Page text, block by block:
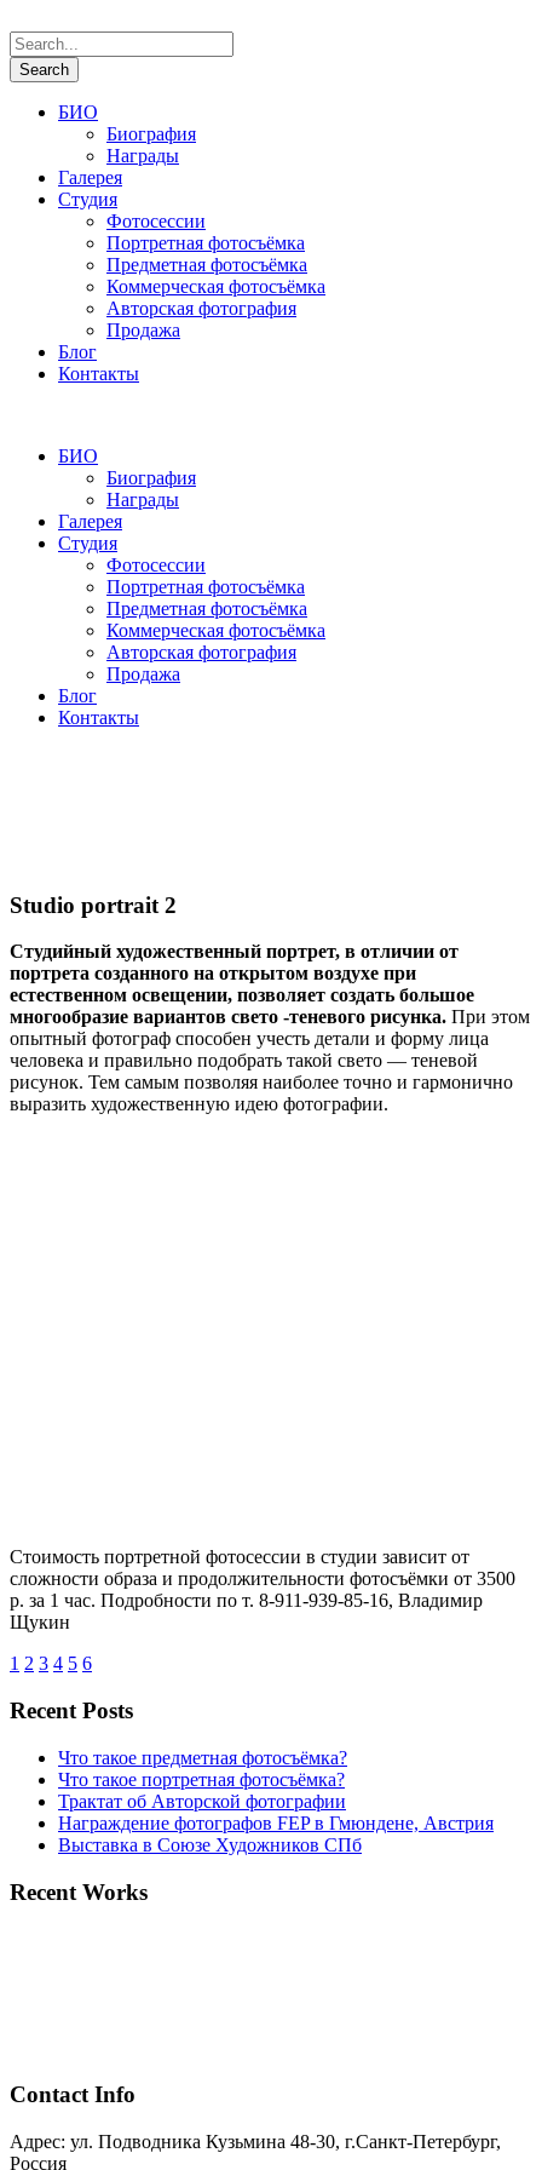
БИО
Биография
Награды
Галерея
Студия
Фотосессии
Портретная фотосъёмка
Предметная фотосъёмка
Коммерческая фотосъёмка
Авторская фотография
Продажа
Блог
Контакты
БИО
Биография
Награды
Галерея
Студия
Фотосессии
Портретная фотосъёмка
Предметная фотосъёмка
Коммерческая фотосъёмка
Авторская фотография
Продажа
Блог
Контакты
Studio portrait 2
Студийный художественный портрет, в отличии от
портрета созданного на открытом воздухе при
естественном освещении, позволяет создать большое
многообразие вариантов свето -теневого рисунка. При этом
опытный фотограф способен учесть детали и форму лица
человека и правильно подобрать такой свето — теневой
рисунок. Тем самым позволяя наиболее точно и гармонично
выразить художественную идею фотографии.
Стоимость портретной фотосессии в студии зависит от
сложности образа и продолжительности фотосъёмки от 3500
р. за 1 час. Подробности по т. 8-911-939-85-16, Владимир
Щукин
1 2 3 4 5 6
Recent Posts
Что такое предметная фотосъёмка?
Что такое портретная фотосъёмка?
Трактат об Авторской фотографии
Награждение фотографов FEP в Гмюндене, Австрия
Выставка в Союзе Художников СПб
Recent Works
Contact Info
Адрес: ул. Подводника Кузьмина 48-30, г.Санкт-Петербург,
Россия